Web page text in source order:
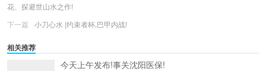
花、探避世山水之作!
下一篇
小刀心水 |约束者杯,巴甲内战!
相关推荐
今天上午发布!事关沈阳医保!